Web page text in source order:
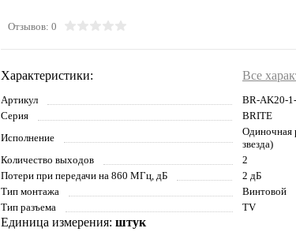
Отзывов: 0
Характеристики: Все
Артикул
BR-AK20-
Серия
BRITE
Исполнение
Одиночная
звезда)
Количество выходов
2
Потери при передачи на 860 МГц, дБ
2 дБ
Тип монтажа
Винтовой
Тип разъема
TV
Единица измерения: штук